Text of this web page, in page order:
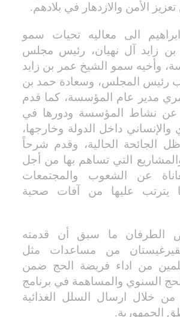
الأمن والازدهار في بلادهم.
الى معاليه تحيات سمو
بن زايد آل نهيان، رئيس مجلس
وأخيه سمو الشيخ عمر بن زايد
رئيس المجلس، وسعادة حمد بن
مدير عام المؤسسة، كما قدم
عن نشاط المؤسسة ودورها في
والإنساني داخل الدولة وخارجها،
الجائحة الحالية، وقدم شرحاً
التي تساهم بها من أجل
عن الشعوب والمجتمعات
يترتب عليها من آفات صحية
الطرفان ما سبق أن قدمته
من مساعدات مثل
من اداء فريضة الحج ضمن
السنوي والمساهمة في برنامج
من خلال ارسال السلل الغذائية
الجمهورية.